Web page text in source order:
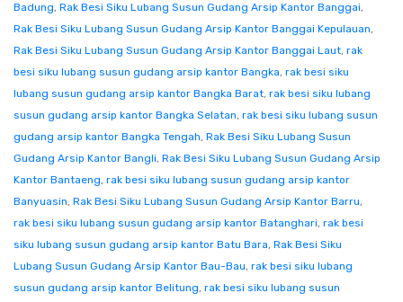
Badung, Rak Besi Siku Lubang Susun Gudang Arsip Kantor Banggai,
Rak Besi Siku Lubang Susun Gudang Arsip Kantor Banggai Kepulauan,
Rak Besi Siku Lubang Susun Gudang Arsip Kantor Banggai Laut, rak
besi siku lubang susun gudang arsip kantor Bangka, rak besi siku
lubang susun gudang arsip kantor Bangka Barat, rak besi siku lubang
susun gudang arsip kantor Bangka Selatan, rak besi siku lubang susun
gudang arsip kantor Bangka Tengah, Rak Besi Siku Lubang Susun
Gudang Arsip Kantor Bangli, Rak Besi Siku Lubang Susun Gudang Arsip
Kantor Bantaeng, rak besi siku lubang susun gudang arsip kantor
Banyuasin, Rak Besi Siku Lubang Susun Gudang Arsip Kantor Barru,
rak besi siku lubang susun gudang arsip kantor Batanghari, rak besi
siku lubang susun gudang arsip kantor Batu Bara, Rak Besi Siku
Lubang Susun Gudang Arsip Kantor Bau-Bau, rak besi siku lubang
susun gudang arsip kantor Belitung, rak besi siku lubang susun